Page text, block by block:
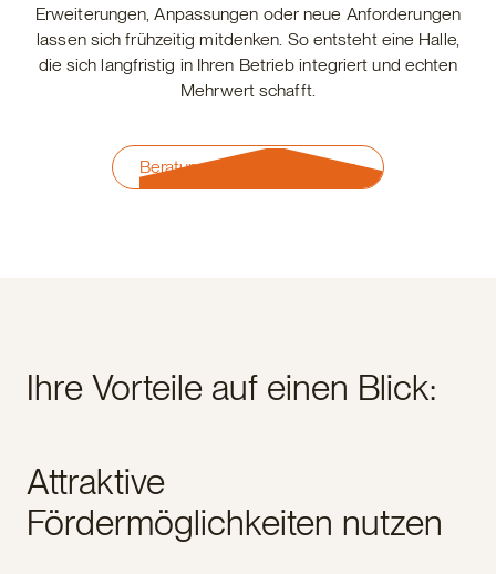
Erweiterungen, Anpassungen oder neue Anforderungen
lassen sich frühzeitig mitdenken. So entsteht eine Halle,
die sich langfristig in Ihren Betrieb integriert und echten
Mehrwert schafft.
Beratungstermin vereinbaren
Ihre Vorteile auf einen Blick:
Attraktive
Fördermöglichkeiten nutzen